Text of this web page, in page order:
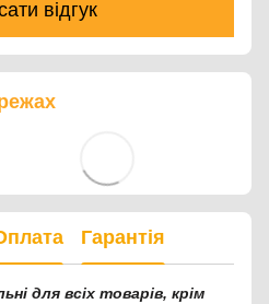
відгук
Гарантія
для всіх товарів, крім